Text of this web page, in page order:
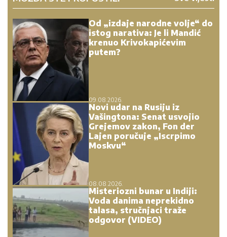
Od „izdaje narodne volje“ do
istog narativa: Je li Mandić
krenuo Krivokapićevim
putem?
09.08.2026.
Novi udar na Rusiju iz
Vašingtona: Senat usvojio
Grejemov zakon, Fon der
Lajen poručuje „Iscrpimo
Moskvu“
08.08.2026.
Misteriozni bunar u Indiji:
Voda danima neprekidno
talasa, stručnjaci traže
odgovor (VIDEO)